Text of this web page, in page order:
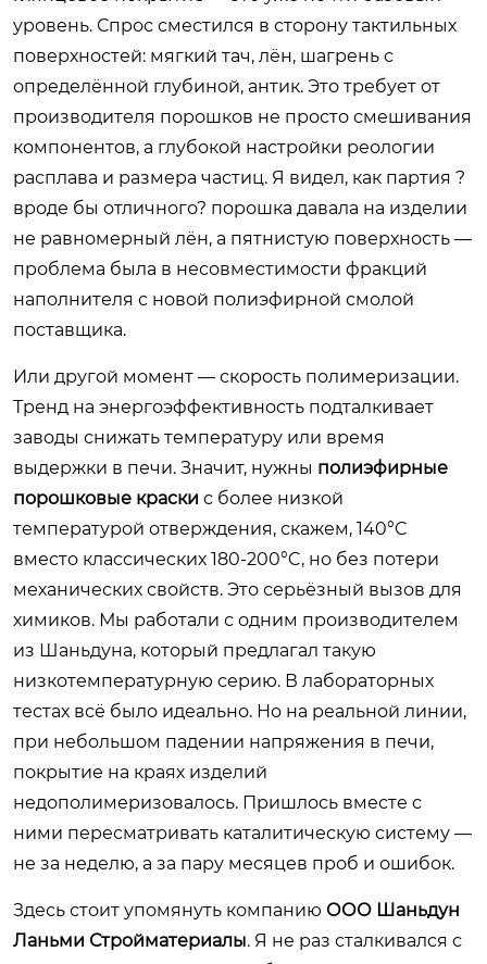
уровень. Спрос сместился в сторону тактильных
поверхностей: мягкий тач, лён, шагрень с
определённой глубиной, антик. Это требует от
производителя порошков не просто смешивания
компонентов, а глубокой настройки реологии
расплава и размера частиц. Я видел, как партия ?
вроде бы отличного? порошка давала на изделии
не равномерный лён, а пятнистую поверхность —
проблема была в несовместимости фракций
наполнителя с новой полиэфирной смолой
поставщика.
Или другой момент — скорость полимеризации.
Тренд на энергоэффективность подталкивает
заводы снижать температуру или время
выдержки в печи. Значит, нужны полиэфирные
порошковые краски с более низкой
температурой отверждения, скажем, 140°C
вместо классических 180-200°C, но без потери
механических свойств. Это серьёзный вызов для
химиков. Мы работали с одним производителем
из Шаньдуна, который предлагал такую
низкотемпературную серию. В лабораторных
тестах всё было идеально. Но на реальной линии,
при небольшом падении напряжения в печи,
покрытие на краях изделий
недополимеризовалось. Пришлось вместе с
ними пересматривать каталитическую систему —
не за неделю, а за пару месяцев проб и ошибок.
Здесь стоит упомянуть компанию ООО Шаньдун
Ланьми Стройматериалы. Я не раз сталкивался с